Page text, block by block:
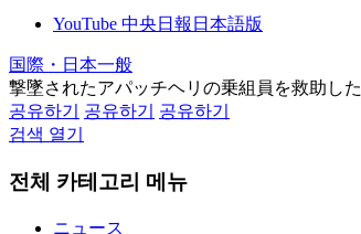
YouTube 中央日報日本語版
国際・日本一般
撃墜されたアパッチヘリの乗組員を救助し
공유하기
공유하기
공유하기
검색 열기
전체 카테고리 메뉴
ニュース